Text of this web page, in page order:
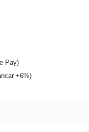
Pay)
+6%)